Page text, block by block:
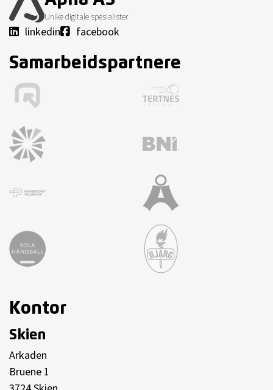
Unike digitale spesialister
linkedin facebook
Samarbeidspartnere
Kontor
Skien
Arkaden
Bruene 1